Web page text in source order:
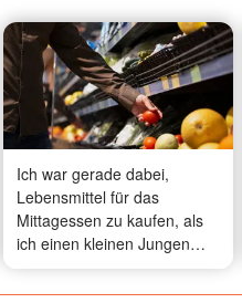
Ich war gerade dabei,
Lebensmittel für das
Mittagessen zu kaufen, als
ich einen kleinen Jungen
hinter mir sagen hörte:
‚Mama, schau mal! Dieser